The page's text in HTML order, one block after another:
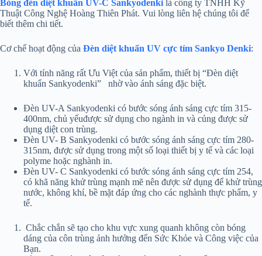
Bóng đèn diệt khuẩn UV-C Sankyodenki là công ty TNHH Kỹ
Thuật Công Nghệ Hoàng Thiên Phát. Vui lòng liên hệ chúng tôi để
biết thêm chi tiết.
Cơ chế hoạt động của Đèn diệt khuẩn UV cực tím Sankyo Denki:
Với tính năng rất Ưu Việt của sản phẩm, thiết bị “Đèn diệt
khuẩn Sankyodenki” nhờ vào ánh sáng đặc biệt.
Đèn UV-A Sankyodenki có bước sóng ánh sáng cực tím 315-
400nm, chủ yếuđược sử dụng cho ngành in và củng được sử
dụng diệt con trùng.
Đèn UV- B Sankyodenki có bước sóng ánh sáng cực tím 280-
315nm, được sử dụng trong một số loại thiết bị y tế và các loại
polyme hoặc nghành in.
Đèn UV- C Sankyodenki có bước sóng ánh sáng cực tím 254,
có khã năng khử trùng mạnh mẽ nên được sử dụng để khử trùng
nước, không khí, bề mặt đáp ứng cho các nghành thực phẩm, y
tế.
Chắc chắn sẽ tạo cho khu vực xung quanh không còn bóng
dáng của côn trùng ảnh hưởng đến Sức Khỏe và Công việc của
Bạn.